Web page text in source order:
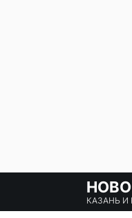
КАЗАНЬ И